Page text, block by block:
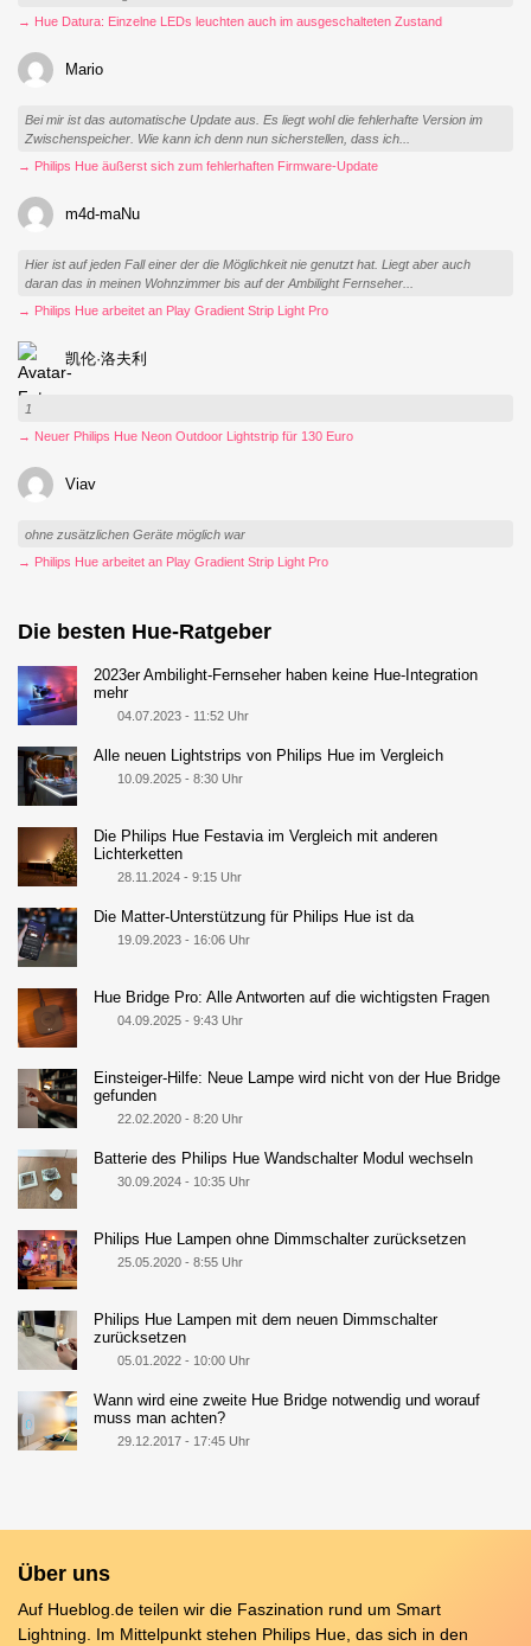
→ Hue Datura: Einzelne LEDs leuchten auch im ausgeschalteten Zustand
Mario
Bei mir ist das automatische Update aus. Es liegt wohl die fehlerhafte Version im
Zwischenspeicher. Wie kann ich denn nun sicherstellen, dass ich...
→ Philips Hue äußerst sich zum fehlerhaften Firmware-Update
m4d-maNu
Hier ist auf jeden Fall einer der die Möglichkeit nie genutzt hat. Liegt aber auch
daran das in meinen Wohnzimmer bis auf der Ambilight Fernseher...
→ Philips Hue arbeitet an Play Gradient Strip Light Pro
凯伦·洛夫利
1
→ Neuer Philips Hue Neon Outdoor Lightstrip für 130 Euro
Viav
ohne zusätzlichen Geräte möglich war
→ Philips Hue arbeitet an Play Gradient Strip Light Pro
Die besten Hue-Ratgeber
2023er Ambilight-Fernseher haben keine Hue-Integration
mehr
04.07.2023 - 11:52 Uhr
Alle neuen Lightstrips von Philips Hue im Vergleich
10.09.2025 - 8:30 Uhr
Die Philips Hue Festavia im Vergleich mit anderen
Lichterketten
28.11.2024 - 9:15 Uhr
Die Matter-Unterstützung für Philips Hue ist da
19.09.2023 - 16:06 Uhr
Hue Bridge Pro: Alle Antworten auf die wichtigsten Fragen
04.09.2025 - 9:43 Uhr
Einsteiger-Hilfe: Neue Lampe wird nicht von der Hue Bridge
gefunden
22.02.2020 - 8:20 Uhr
Batterie des Philips Hue Wandschalter Modul wechseln
30.09.2024 - 10:35 Uhr
Philips Hue Lampen ohne Dimmschalter zurücksetzen
25.05.2020 - 8:55 Uhr
Philips Hue Lampen mit dem neuen Dimmschalter
zurücksetzen
05.01.2022 - 10:00 Uhr
Wann wird eine zweite Hue Bridge notwendig und worauf
muss man achten?
29.12.2017 - 17:45 Uhr
Über uns
Auf Hueblog.de teilen wir die Faszination rund um Smart
Lightning. Im Mittelpunkt stehen Philips Hue, das sich in den